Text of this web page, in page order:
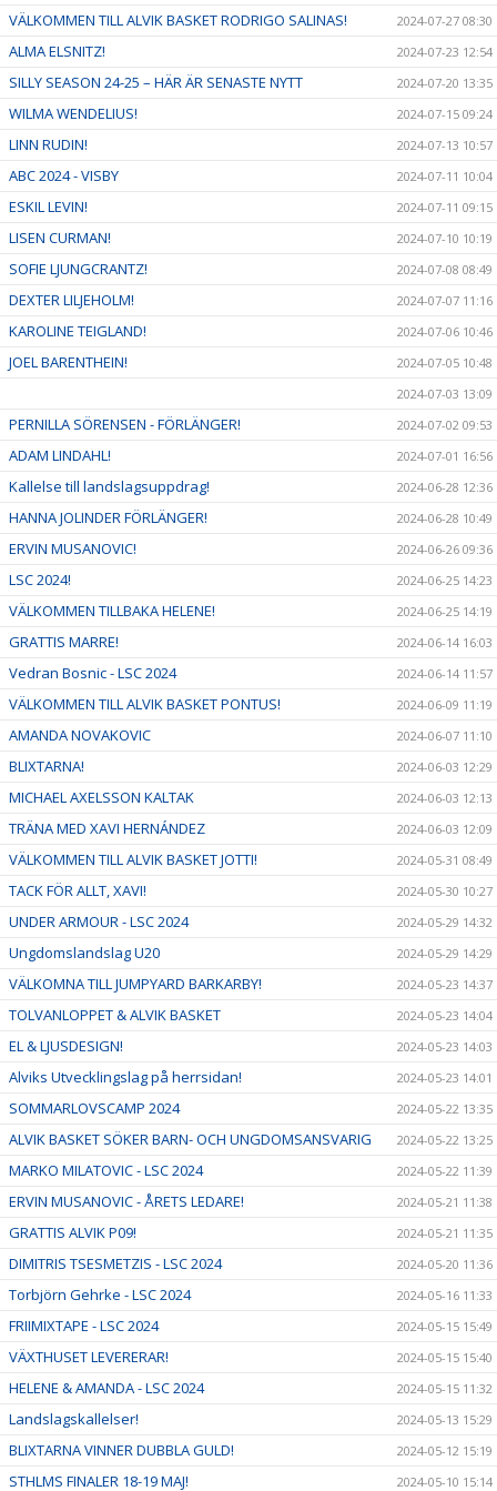
VÄLKOMMEN TILL ALVIK BASKET RODRIGO SALINAS! 2024-07-27 08:30
ALMA ELSNITZ! 2024-07-23 12:54
SILLY SEASON 24-25 – HÄR ÄR SENASTE NYTT 2024-07-20 13:35
WILMA WENDELIUS! 2024-07-15 09:24
LINN RUDIN! 2024-07-13 10:57
ABC 2024 - VISBY 2024-07-11 10:04
ESKIL LEVIN! 2024-07-11 09:15
LISEN CURMAN! 2024-07-10 10:19
SOFIE LJUNGCRANTZ! 2024-07-08 08:49
DEXTER LILJEHOLM! 2024-07-07 11:16
KAROLINE TEIGLAND! 2024-07-06 10:46
JOEL BARENTHEIN!
2024-07-05 10:48
2024-07-03 13:09
PERNILLA SÖRENSEN - FÖRLÄNGER! 2024-07-02 09:53
ADAM LINDAHL! 2024-07-01 16:56
Kallelse till landslagsuppdrag! 2024-06-28 12:36
HANNA JOLINDER FÖRLÄNGER! 2024-06-28 10:49
ERVIN MUSANOVIC! 2024-06-26 09:36
LSC 2024! 2024-06-25 14:23
VÄLKOMMEN TILLBAKA HELENE! 2024-06-25 14:19
GRATTIS MARRE! 2024-06-14 16:03
Vedran Bosnic - LSC 2024 2024-06-14 11:57
VÄLKOMMEN TILL ALVIK BASKET PONTUS! 2024-06-09 11:19
AMANDA NOVAKOVIC 2024-06-07 11:10
BLIXTARNA! 2024-06-03 12:29
MICHAEL AXELSSON KALTAK 2024-06-03 12:13
TRÄNA MED XAVI HERNÁNDEZ 2024-06-03 12:09
VÄLKOMMEN TILL ALVIK BASKET JOTTI! 2024-05-31 08:49
TACK FÖR ALLT, XAVI! 2024-05-30 10:27
UNDER ARMOUR - LSC 2024 2024-05-29 14:32
Ungdomslandslag U20 2024-05-29 14:29
VÄLKOMNA TILL JUMPYARD BARKARBY! 2024-05-23 14:37
TOLVANLOPPET & ALVIK BASKET 2024-05-23 14:04
EL & LJUSDESIGN! 2024-05-23 14:03
Alviks Utvecklingslag på herrsidan! 2024-05-23 14:01
SOMMARLOVSCAMP 2024 2024-05-22 13:35
ALVIK BASKET SÖKER BARN- OCH UNGDOMSANSVARIG 2024-05-22 13:25
MARKO MILATOVIC - LSC 2024 2024-05-22 11:39
ERVIN MUSANOVIC - ÅRETS LEDARE! 2024-05-21 11:38
GRATTIS ALVIK P09! 2024-05-21 11:35
DIMITRIS TSESMETZIS - LSC 2024 2024-05-20 11:36
Torbjörn Gehrke - LSC 2024 2024-05-16 11:33
FRIIMIXTAPE - LSC 2024 2024-05-15 15:49
VÄXTHUSET LEVERERAR! 2024-05-15 15:40
HELENE & AMANDA - LSC 2024 2024-05-15 11:32
Landslagskallelser! 2024-05-13 15:29
BLIXTARNA VINNER DUBBLA GULD! 2024-05-12 15:19
STHLMS FINALER 18-19 MAJ! 2024-05-10 15:14